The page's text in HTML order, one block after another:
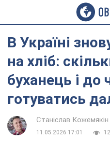
В Україні
на хліб:
буханець і до
готуватись
Станіслав Кожемякін
11.05.2026 17:01